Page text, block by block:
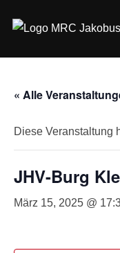
Inhalt
« Alle
Diese Veranstaltung
JHV-Burg
März 15, 2025 @